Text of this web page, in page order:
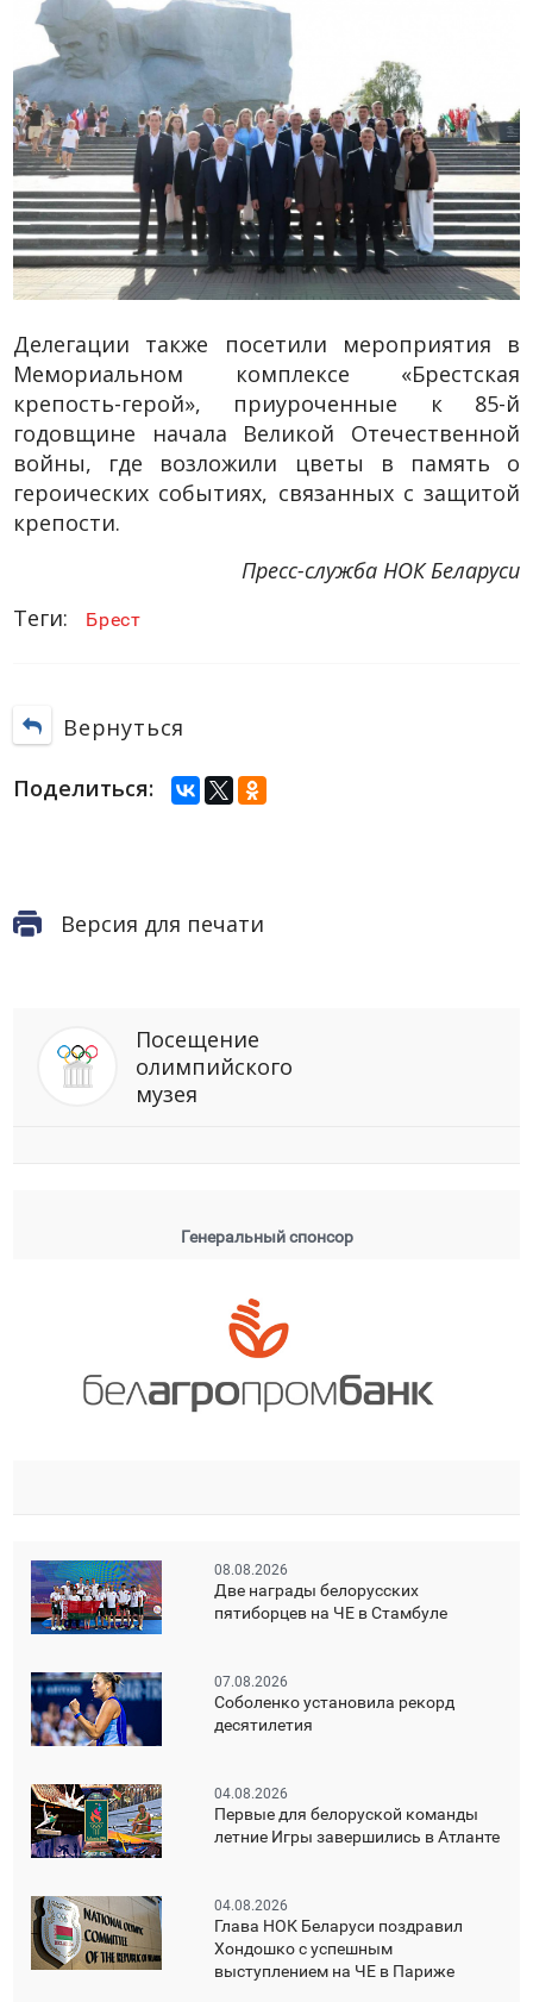
Делегации также посетили мероприятия в
Мемориальном комплексе «Брестская
крепость-герой», приуроченные к 85-й
годовщине начала Великой Отечественной
войны, где возложили цветы в память о
героических событиях, связанных с защитой
крепости.
Пресс-служба НОК Беларуси
Теги:
Брест
Вернуться
Поделиться:
Версия для печати
Посещение
олимпийского
музея
Генеральный спонсор
08.08.2026
Две награды белорусских
пятиборцев на ЧЕ в Стамбуле
07.08.2026
Соболенко установила рекорд
десятилетия
04.08.2026
Первые для белоруской команды
летние Игры завершились в Атланте
04.08.2026
Глава НОК Беларуси поздравил
Хондошко с успешным
выступлением на ЧЕ в Париже